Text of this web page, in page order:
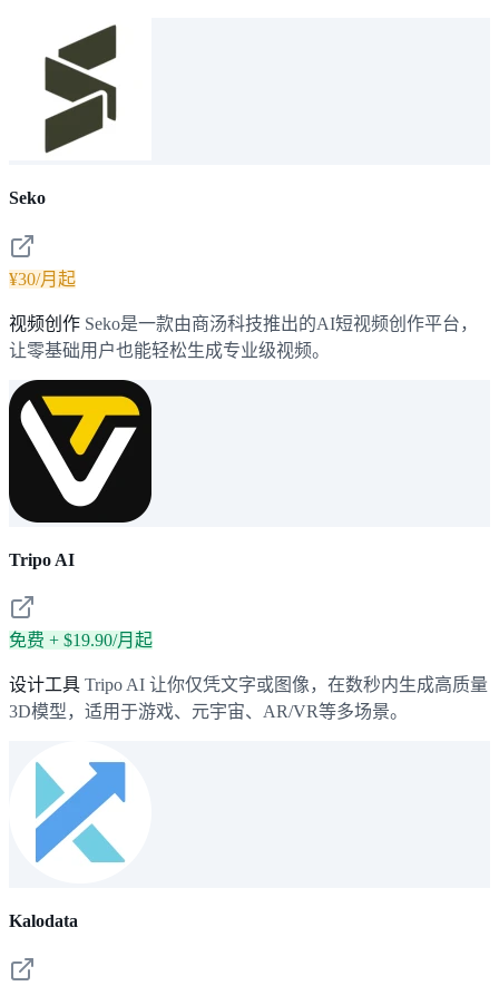
Seko
¥30/月起
视频创作 Seko是一款由商汤科技推出的AI短视频创作平台，
让零基础用户也能轻松生成专业级视频。
Tripo AI
免费 + $19.90/月起
设计工具 Tripo AI 让你仅凭文字或图像，在数秒内生成高质量
3D模型，适用于游戏、元宇宙、AR/VR等多场景。
Kalodata